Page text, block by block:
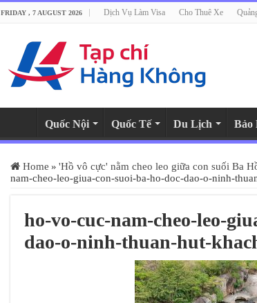
FRIDAY , 7 AUGUST 2026 Dịch Vụ Làm Visa Cho Thuê Xe
Quốc Nội Quốc Tế Du Lịch Bảo
Home » 'Hồ vô cực' nằm cheo leo giữa con suối Ba
nam-cheo-leo-giua-con-suoi-ba-ho-doc-dao-o-ninh-
ho-vo-cuc-nam-cheo-leo-
dao-o-ninh-thuan-hut-